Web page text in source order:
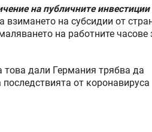
на публичните инвестиции
взимането на субсидии от
на работните часове
това дали Германия трябва да
от коронавируса